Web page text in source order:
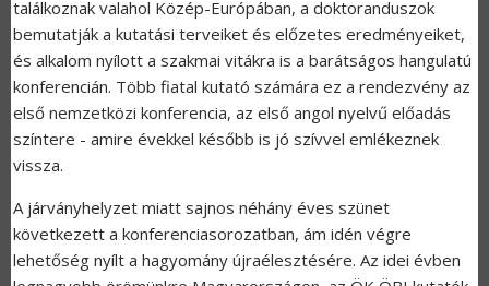
találkoznak valahol Közép-Európában, a doktoranduszok
bemutatják a kutatási terveiket és előzetes eredményeiket,
és alkalom nyílott a szakmai vitákra is a barátságos hangulatú
konferencián. Több fiatal kutató számára ez a rendezvény az
első nemzetközi konferencia, az első angol nyelvű előadás
színtere - amire évekkel később is jó szívvel emlékeznek
vissza.
A járványhelyzet miatt sajnos néhány éves szünet
következett a konferenciasorozatban, ám idén végre
lehetőség nyílt a hagyomány újraélesztésére. Az idei évben